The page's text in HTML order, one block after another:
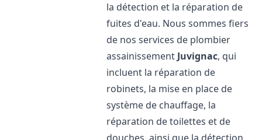
la détection et la réparation de
fuites d'eau. Nous sommes fiers
de nos services de plombier
assainissement Juvignac, qui
incluent la réparation de
robinets, la mise en place de
système de chauffage, la
réparation de toilettes et de